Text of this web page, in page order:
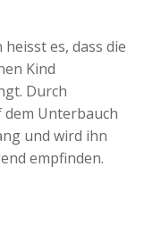
es, dass die
Kind
Durch
Unterbauch
und wird ihn
empfinden.